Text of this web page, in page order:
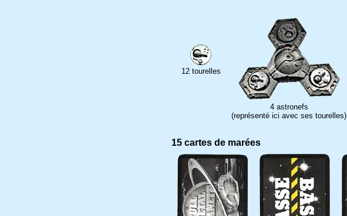
12 tourelles
4 astronefs
(représenté ici avec ses tourelles)
15 cartes de marées